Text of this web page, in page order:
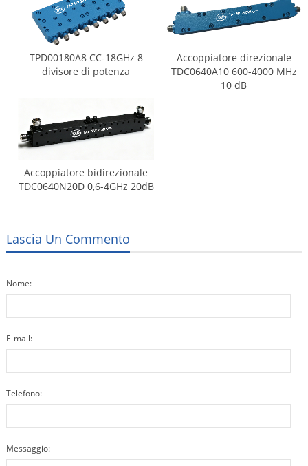
TPD00180A8 CC-18GHz 8
divisore di potenza
Accoppiatore direzionale
TDC0640A10 600-4000 MHz
10 dB
Accoppiatore bidirezionale
TDC0640N20D 0,6-4GHz 20dB
Lascia Un Commento
Nome:
E-mail:
Telefono:
Messaggio: